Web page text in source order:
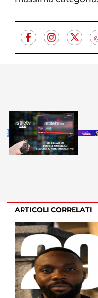
ARTICOLI CORRELATI